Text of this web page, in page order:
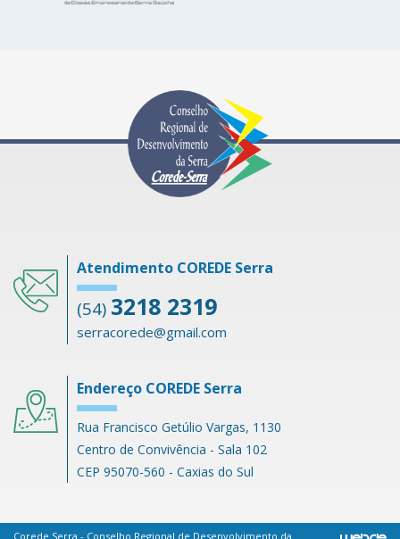
Atendimento COREDE Serra
(54) 3218 2319
serracorede@gmail.com
Endereço COREDE Serra
Rua Francisco Getúlio Vargas, 1130
Centro de Convivência - Sala 102
CEP 95070-560 - Caxias do Sul
Corede Serra - Conselho Regional de Desenvolvimento da